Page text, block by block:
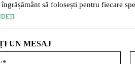
să folosești pentru fiecare
UN MESAJ